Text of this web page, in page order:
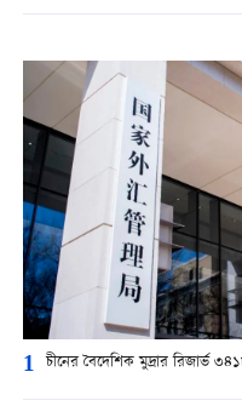
1 চীনের বৈদেশিক মুদ্রার রিজার্ভ